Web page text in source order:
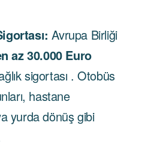
Avrupa Birliği
az 30.000 Euro
sigortası . Otobüs
hastane
yurda dönüş gibi